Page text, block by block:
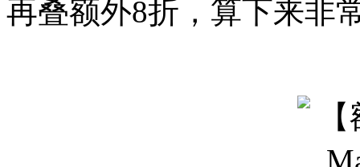
再叠额外8折，算下来非